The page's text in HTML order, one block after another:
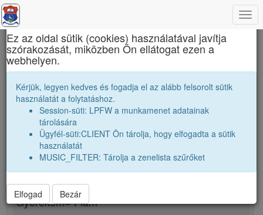
János Zsigmond Unitárius Kollégium
Tanári kar Dr. Nyiredy Géza
whatshot folder_shared
Új rokonsági kapcsolat megjelölése
Rokon neme
Gyerekem= Fiam
×
Ez az oldal sütik (cookies) használatával javítja
szórakozását, miközben Ön ellátogat ezen a
webhelyen.
Kérjük, legyen kedves és fogadja el az alább felsorolt sütik
használatát a folytatáshoz.
Session-süti: LPFW a munkamenet adatainak
tárolására
Ügyfél-süti:CLIENT Ön tárolja, hogy elfogadta a sütik
használatát
MUSIC_FILTER: Tárolja a zenelista szűrőket
Elfogad Bezár